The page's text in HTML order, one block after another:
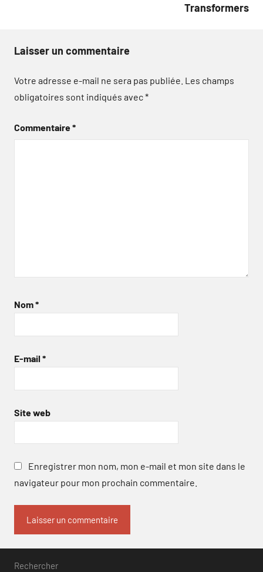
Transformers
Laisser un commentaire
Votre adresse e-mail ne sera pas publiée. Les champs
obligatoires sont indiqués avec*
Commentaire*
Nom*
E-mail *
Site web
Enregistrer mon nom, mon e-mail et mon site dans le
navigateur pour mon prochain commentaire.
Rechercher